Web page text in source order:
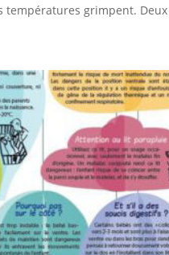
températures grimpent.